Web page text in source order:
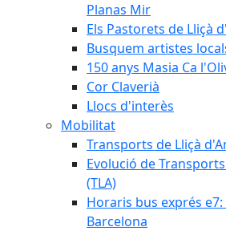
Planas Mir
Els Pastorets de Lliçà
Busquem artistes
150 anys Masia Ca
Cor Claverià
Llocs d'interès
Mobilitat
Transports de Lliçà
Evolució de
(TLA)
Horaris bus exprés e7:
Barcelona